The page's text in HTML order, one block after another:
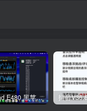
ThinkPad E480 黑苹果完美Tahoe的EFI分享（2026.03.01更新） 抖音